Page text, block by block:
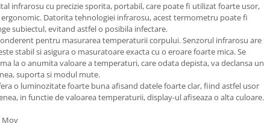
infrarosu cu precizie sporita, portabil, care poate fi utilizat foarte usor,
Datorita tehnologiei infrarosu, acest termometru poate fi
subiectul, evitand astfel o posibila infectare.
pentru masurarea temperaturii corpului. Senzorul infrarosu are
stabil si asigura o masuratoare exacta cu o eroare foarte mica. Se
la o anumita valoare a temperaturi, care odata depista, va declansa un
suporta si modul mute.
o luminozitate foarte buna afisand datele foarte clar, fiind astfel usor
in functie de valoarea temperaturii, display-ul afiseaza o alta culoare.
Mov